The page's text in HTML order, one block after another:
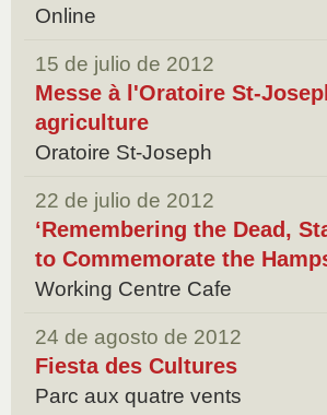
Online
15 de julio de 2012
Messe à l'Oratoire St-
agriculture
Oratoire St-Joseph
22 de julio de 2012
‘Remembering the Dead,
to Commemorate the
Working Centre Cafe
24 de agosto de 2012
Fiesta des Cultures
Parc aux quatre vents